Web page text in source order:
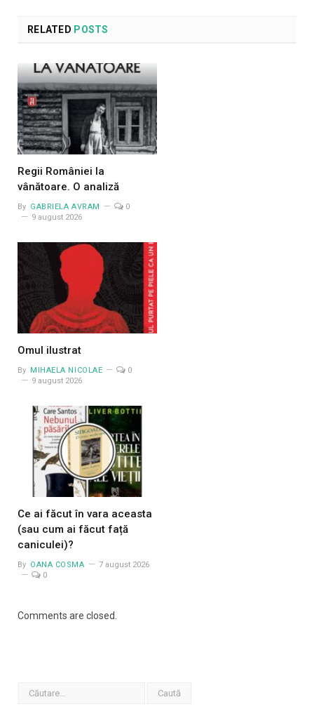
RELATED POSTS
Regii României la
vânătoare. O analiză
By GABRIELA AVRAM
9 august 2026
0
Omul ilustrat
By MIHAELA NICOLAE
9 august 2026
0
Ce ai făcut în vara aceasta
(sau cum ai făcut față
caniculei)?
By OANA COSMA
7 august 2026
0
Comments are closed.